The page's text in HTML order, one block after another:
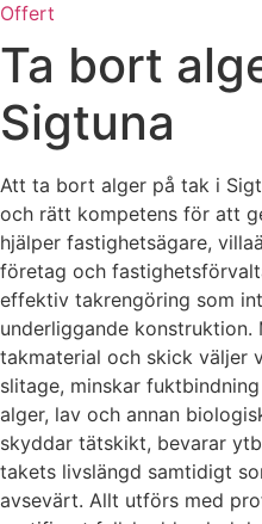
Offert
Ta bort
Sigtuna
Att ta bort alger på tak i
och rätt kompetens för att
hjälper fastighetsägare,
företag och
effektiv takrengöring som
underliggande konstruktion.
takmaterial och skick väljer
slitage, minskar
alger, lav och annan
skyddar tätskikt, bevarar
takets livslängd samtidigt
avsevärt. Allt utförs med